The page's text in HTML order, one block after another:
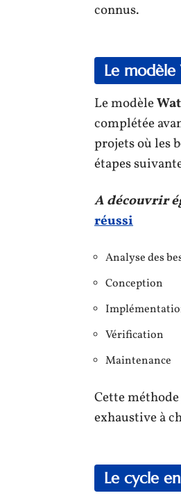
connus.
Le
Le modèle
complétée
projets où les
étapes
A découvrir
réussi
Analyse des
Conception
Vérification
Maintenance
Cette
exhaustive à
Le cycle